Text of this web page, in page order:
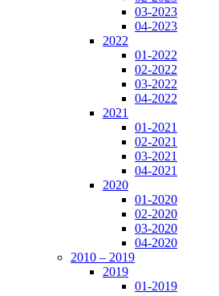
03-2023
04-2023
2022
01-2022
02-2022
03-2022
04-2022
2021
01-2021
02-2021
03-2021
04-2021
2020
01-2020
02-2020
03-2020
04-2020
2010 – 2019
2019
01-2019